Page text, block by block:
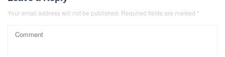
Your email address will not be published. Required fields are marked *